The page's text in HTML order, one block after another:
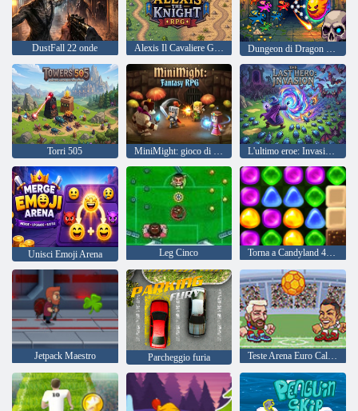
DustFall 22 onde Alexis Il Cavaliere Gioco di ruolo Dungeon di Dragon Dash
Torri 505 MiniMight: gioco di ruolo fantasy L'ultimo eroe: Invasione
Unisci Emoji Arena Leg Cinco Torna a Candyland 4: Lollipop Garden
Jetpack Maestro Parcheggio furia Teste Arena Euro Calcio